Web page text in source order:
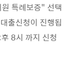
특례보증" 선택
출신청이 진행됩
8시 까지 신청